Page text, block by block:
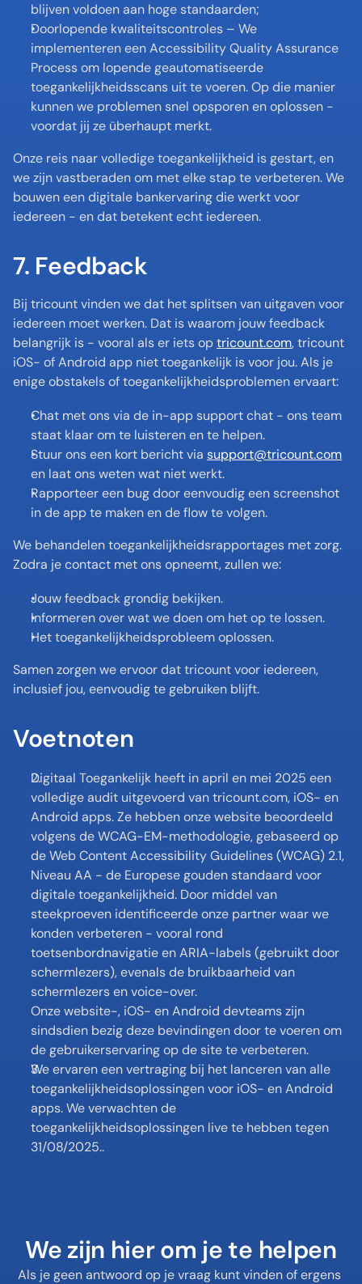
blijven voldoen aan hoge standaarden;
Doorlopende kwaliteitscontroles – We
implementeren een Accessibility Quality Assurance
Process om lopende geautomatiseerde
toegankelijkheidsscans uit te voeren. Op die manier
kunnen we problemen snel opsporen en oplossen -
voordat jij ze überhaupt merkt.
Onze reis naar volledige toegankelijkheid is gestart, en
we zijn vastberaden om met elke stap te verbeteren. We
bouwen een digitale bankervaring die werkt voor
iedereen - en dat betekent echt iedereen.
7. Feedback
Bij tricount vinden we dat het splitsen van uitgaven voor
iedereen moet werken. Dat is waarom jouw feedback
belangrijk is - vooral als er iets op tricount.com, tricount
iOS- of Android app niet toegankelijk is voor jou. Als je
enige obstakels of toegankelijkheidsproblemen ervaart:
Chat met ons via de in-app support chat - ons team
staat klaar om te luisteren en te helpen.
Stuur ons een kort bericht via support@tricount.com
en laat ons weten wat niet werkt.
Rapporteer een bug door eenvoudig een screenshot
in de app te maken en de flow te volgen.
We behandelen toegankelijkheidsrapportages met zorg.
Zodra je contact met ons opneemt, zullen we:
Jouw feedback grondig bekijken.
Informeren over wat we doen om het op te lossen.
Het toegankelijkheidsprobleem oplossen.
Samen zorgen we ervoor dat tricount voor iedereen,
inclusief jou, eenvoudig te gebruiken blijft.
Voetnoten
Digitaal Toegankelijk heeft in april en mei 2025 een
volledige audit uitgevoerd van tricount.com, iOS- en
Android apps. Ze hebben onze website beoordeeld
volgens de WCAG-EM-methodologie, gebaseerd op
de Web Content Accessibility Guidelines (WCAG) 2.1,
Niveau AA - de Europese gouden standaard voor
digitale toegankelijkheid. Door middel van
steekproeven identificeerde onze partner waar we
konden verbeteren - vooral rond
toetsenbordnavigatie en ARIA-labels (gebruikt door
schermlezers), evenals de bruikbaarheid van
schermlezers en voice-over.
Onze website-, iOS- en Android devteams zijn
sindsdien bezig deze bevindingen door te voeren om
de gebruikerservaring op de site te verbeteren.
We ervaren een vertraging bij het lanceren van alle
toegankelijkheidsoplossingen voor iOS- en Android
apps. We verwachten de
toegankelijkheidsoplossingen live te hebben tegen
31/08/2025..
We zijn hier om je te helpen
Als je geen antwoord op je vraag kunt vinden of ergens